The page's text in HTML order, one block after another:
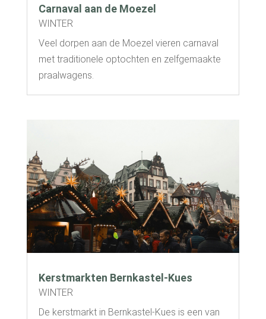
Carnaval aan de Moezel
WINTER
Veel dorpen aan de Moezel vieren carnaval
met traditionele optochten en zelfgemaakte
praalwagens.
Kerstmarkten Bernkastel-Kues
WINTER
De kerstmarkt in Bernkastel-Kues is een van